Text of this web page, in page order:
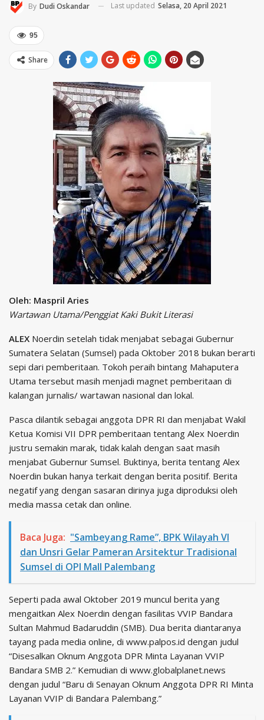
By Dudi Oskandar Last updated Selasa, 20 April 2021
95
Share
Oleh: Maspril Aries
Wartawan Utama/Penggiat Kaki Bukit Literasi
ALEX Noerdin setelah tidak menjabat sebagai Gubernur
Sumatera Selatan (Sumsel) pada Oktober 2018 bukan berarti
sepi dari pemberitaan. Tokoh peraih bintang Mahaputera
Utama tersebut masih menjadi magnet pemberitaan di
kalangan jurnalis/ wartawan nasional dan lokal.
Pasca dilantik sebagai anggota DPR RI dan menjabat Wakil
Ketua Komisi VII DPR pemberitaan tentang Alex Noerdin
justru semakin marak, tidak kalah dengan saat masih
menjabat Gubernur Sumsel. Buktinya, berita tentang Alex
Noerdin bukan hanya terkait dengan berita positif. Berita
negatif yang dengan sasaran dirinya juga diproduksi oleh
media massa cetak dan online.
Baca Juga: "Sambeyang Rame”, BPK Wilayah VI
dan Unsri Gelar Pameran Arsitektur Tradisional
Sumsel di OPI Mall Palembang
Seperti pada awal Oktober 2019 muncul berita yang
mengaitkan Alex Noerdin dengan fasilitas VVIP Bandara
Sultan Mahmud Badaruddin (SMB). Dua berita diantaranya
tayang pada media online, di www.palpos.id dengan judul
“Disesalkan Oknum Anggota DPR Minta Layanan VVIP
Bandara SMB 2.” Kemudian di www.globalplanet.news
dengan judul “Baru di Senayan Oknum Anggota DPR RI Minta
Layanan VVIP di Bandara Palembang.”